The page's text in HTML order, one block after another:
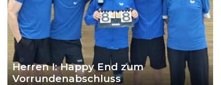
Herren I: Happy End zum
Vorrundenabschluss